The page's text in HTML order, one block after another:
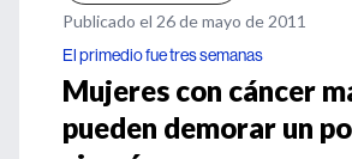
Publicado el 26 de mayo de 2011
El primedio fue tres semanas
Mujeres con cáncer
pueden demorar un